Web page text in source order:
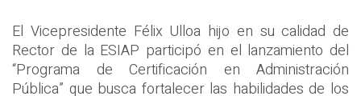
El Vicepresidente Félix Ulloa hijo en su calidad de
Rector de la ESIAP participó en el lanzamiento del
“Programa de Certificación en Administración
Pública” que busca fortalecer las habilidades de los